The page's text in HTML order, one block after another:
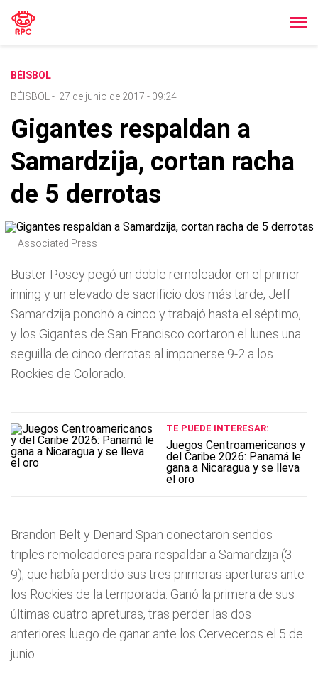
BÉISBOL
BÉISBOL
- 27 de junio de 2017 - 09:24
Gigantes respaldan a
Samardzija, cortan racha
de 5 derrotas
Associated Press
Buster Posey pegó un doble remolcador en el primer
inning y un elevado de sacrificio dos más tarde, Jeff
Samardzija ponchó a cinco y trabajó hasta el séptimo,
y los Gigantes de San Francisco cortaron el lunes una
seguilla de cinco derrotas al imponerse 9-2 a los
Rockies de Colorado.
TE PUEDE INTERESAR:
Juegos Centroamericanos y
del Caribe 2026: Panamá le
gana a Nicaragua y se lleva
el oro
Brandon Belt y Denard Span conectaron sendos
triples remolcadores para respaldar a Samardzija (3-
9), que había perdido sus tres primeras aperturas ante
los Rockies de la temporada. Ganó la primera de sus
últimas cuatro apreturas, tras perder las dos
anteriores luego de ganar ante los Cerveceros el 5 de
junio.